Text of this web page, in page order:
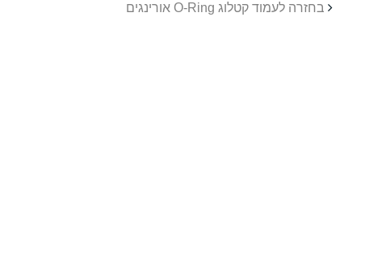
בחזרה לעמוד קטלוג O-Ring אורינגים